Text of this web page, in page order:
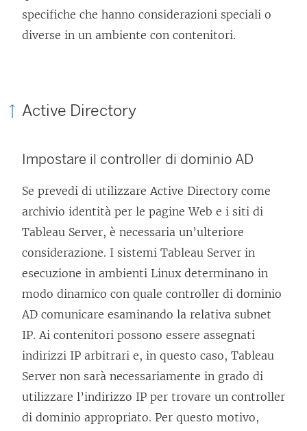
specifiche che hanno considerazioni speciali o
diverse in un ambiente con contenitori.
Active Directory
Impostare il controller di dominio AD
Se prevedi di utilizzare Active Directory come
archivio identità per le pagine Web e i siti di
Tableau Server, è necessaria un’ulteriore
considerazione. I sistemi Tableau Server in
esecuzione in ambienti Linux determinano in
modo dinamico con quale controller di dominio
AD comunicare esaminando la relativa subnet
IP. Ai contenitori possono essere assegnati
indirizzi IP arbitrari e, in questo caso, Tableau
Server non sarà necessariamente in grado di
utilizzare l’indirizzo IP per trovare un controller
di dominio appropriato. Per questo motivo,